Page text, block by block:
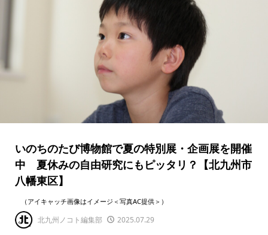
いのちのたび博物館で夏の特別展・企画展を開催
中 夏休みの自由研究にもピッタリ？【北九州市
八幡東区】
（アイキャッチ画像はイメージ＜写真AC提供＞）
北九州ノコト編集部 2025.07.29